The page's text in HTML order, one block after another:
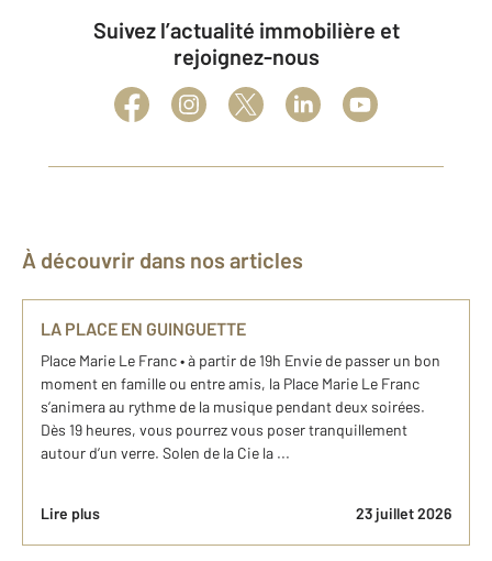
Suivez l’actualité immobilière et
rejoignez-nous
À découvrir dans nos articles
LA PLACE EN GUINGUETTE
Place Marie Le Franc • à partir de 19h Envie de passer un bon
moment en famille ou entre amis, la Place Marie Le Franc
s’animera au rythme de la musique pendant deux soirées.
Dès 19 heures, vous pourrez vous poser tranquillement
autour d’un verre. Solen de la Cie la ...
Lire plus 23 juillet 2026